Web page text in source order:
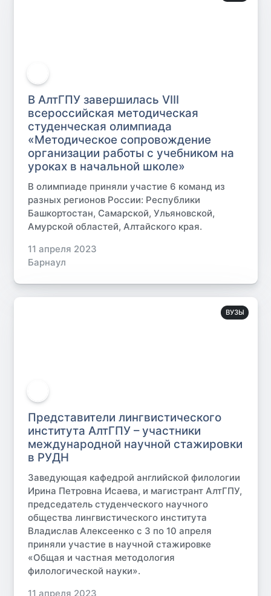
В АлтГПУ завершилась VIII
всероссийская методическая
студенческая олимпиада
«Методическое сопровождение
организации работы с учебником на
уроках в начальной школе»
В олимпиаде приняли участие 6 команд из
разных регионов России: Республики
Башкортостан, Самарской, Ульяновской,
Амурской областей, Алтайского края.
11 апреля 2023
Барнаул
ВУЗЫ
Представители лингвистического
института АлтГПУ – участники
международной научной стажировки
в РУДН
Заведующая кафедрой английской филологии
Ирина Петровна Исаева, и магистрант АлтГПУ,
председатель студенческого научного
общества лингвистического института
Владислав Алексеенко с 3 по 10 апреля
приняли участие в научной стажировке
«Общая и частная методология
филологической науки».
11 апреля 2023